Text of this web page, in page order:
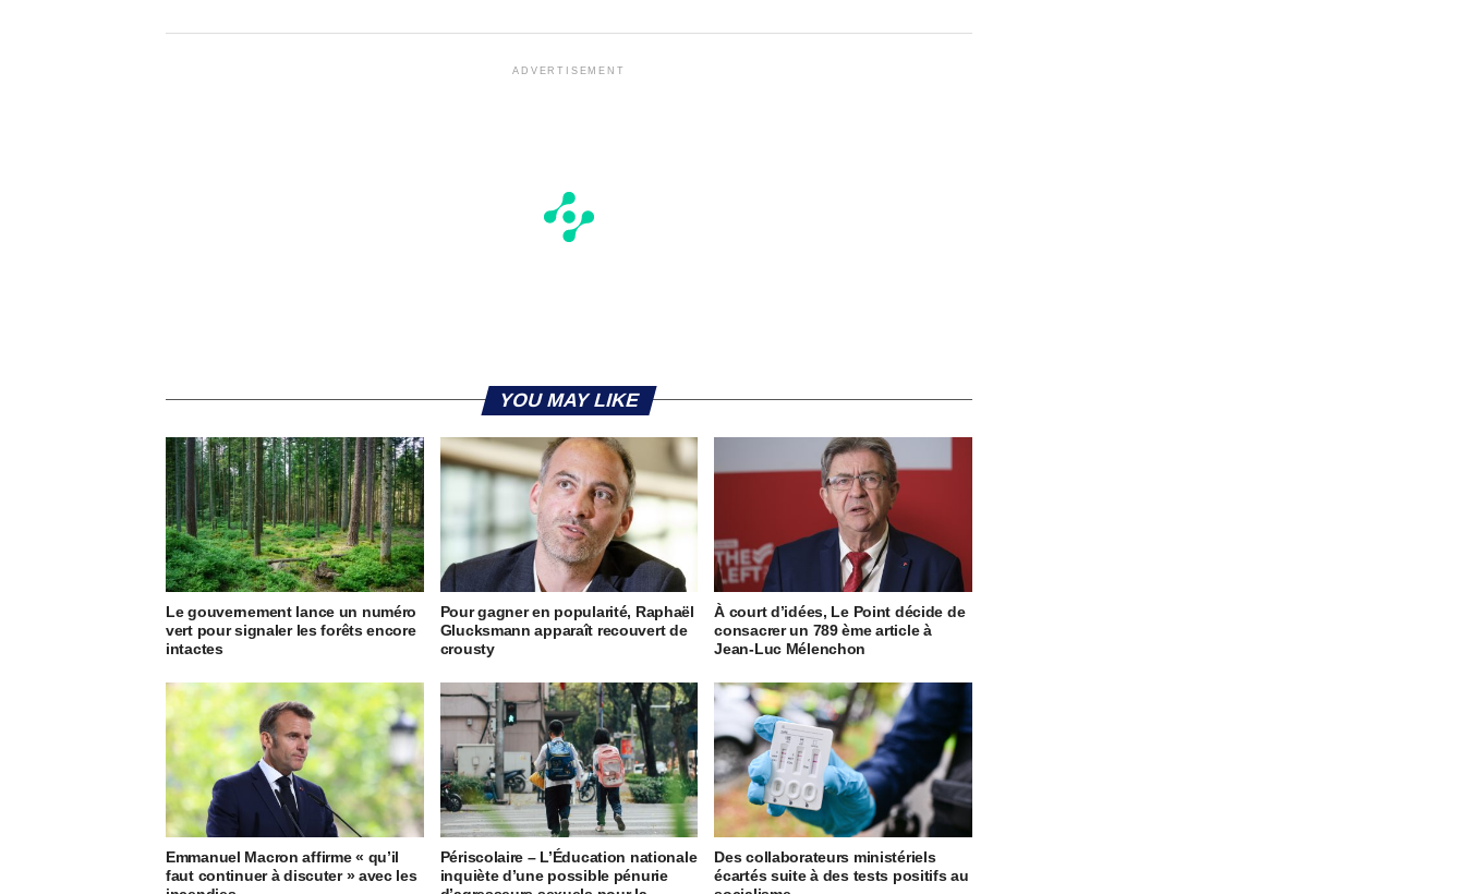
ADVERTISEMENT
YOU MAY LIKE
Le gouvernement lance un numéro
vert pour signaler les forêts encore
intactes
Pour gagner en popularité, Raphaël
Glucksmann apparaît recouvert de
crousty
À court d’idées, Le Point décide de
consacrer un 789 ème article à
Jean-Luc Mélenchon
Emmanuel Macron affirme « qu’il
faut continuer à discuter » avec les
Périscolaire – L’Éducation nationale
inquiète d’une possible pénurie
Des collaborateurs ministériels
écartés suite à des tests positifs au